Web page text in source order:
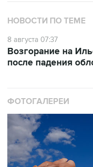
НОВОСТИ ПО ТЕМЕ
8 августа 07:37
Возгорание на
после падения
ФОТОГАЛЕРЕИ